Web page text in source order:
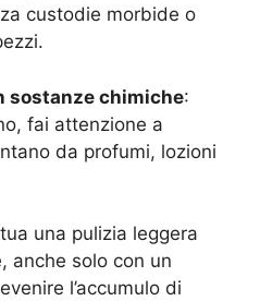
custodie morbide o
sostanze chimiche:
fai attenzione a
da profumi, lozioni
una pulizia leggera
anche solo con un
l’accumulo di